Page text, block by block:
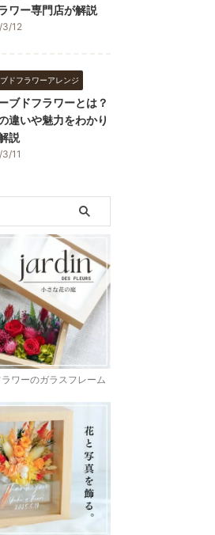
ワー専門店が解説
3/12
ドフラワーアレンジ
ブドフラワーとは？
違いや魅力をわかり
説
11
ワーのガラスフレーム